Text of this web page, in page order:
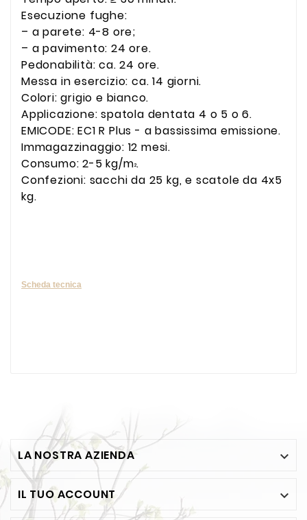
Esecuzione fughe:
– a parete: 4-8 ore;
– a pavimento: 24 ore.
Pedonabilità: ca. 24 ore.
Messa in esercizio: ca. 14 giorni.
Colori: grigio e bianco.
Applicazione: spatola dentata 4 o 5 o 6.
EMICODE: EC1 R Plus - a bassissima emissione.
Immagazzinaggio: 12 mesi.
Consumo: 2-5 kg/m².
Confezioni: sacchi da 25 kg, e scatole da 4x5
kg.
Scheda tecnica
LA NOSTRA AZIENDA 
IL TUO ACCOUNT 